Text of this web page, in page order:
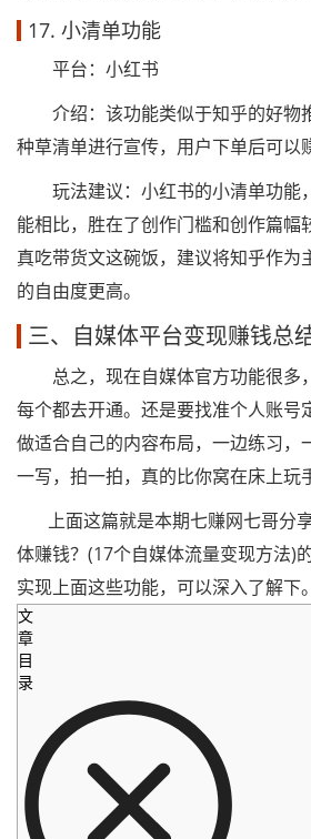
17. 小清单功能
平台：小红书
介绍：该功能类似于知乎的好物
种草清单进行宣传，用户下单后可以
玩法建议：小红书的小清单功能
能相比，胜在了创作门槛和创作篇幅
真吃带货文这碗饭，建议将知乎作为
的自由度更高。
三、自媒体平台变现赚钱总
总之，现在自媒体官方功能很多
每个都去开通。还是要找准个人账号
做适合自己的内容布局，一边练习，
一写，拍一拍，真的比你窝在床上玩
上面这篇就是本期七赚网七哥分
体赚钱？(17个自媒体流量变现方法)
实现上面这些功能，可以深入了解下。
文
章
目
录